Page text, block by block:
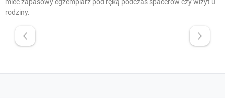
mieć zapasowy egzemplarz pod ręką podczas spacerów czy wizyt u
rodziny.